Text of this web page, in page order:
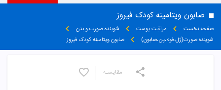
صابون ویتامینه کودک فیروز
صفحه نخست مراقبت پوست
شوینده صورت و بدن
شوینده صورت(ژل،فوم،پن،صابون)
صابون ویتامینه کودک فیروز
مقایسـه